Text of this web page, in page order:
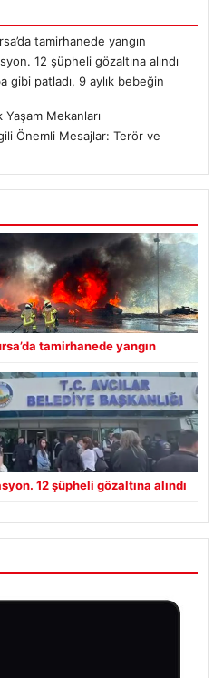
tamirhanede yangın
12 şüpheli gözaltına alındı
gibi patladı, 9 aylık bebeğin
Yaşam Mekanları
Önemli Mesajlar: Terör ve
tamirhanede yangın
12 şüpheli gözaltına alındı